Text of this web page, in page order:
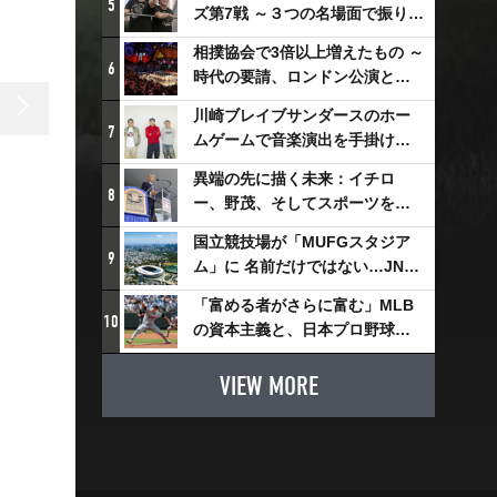
5
ズ第7戦 ～３つの名場面で振り返
る～
6
相撲協会で3倍以上増えたもの ～
時代の要請、ロンドン公演と古
式大相撲
7
川崎ブレイブサンダースのホー
ムゲームで音楽演出を手掛ける
スチャダラパーが川崎新！アリ
ーナシティ・プロジェクトを語
る 「楽しみでしかないでしょ。
川崎は、ずっと成長曲線だか
ら」
8
異端の先に描く未来：イチロ
ー、野茂、そしてスポーツを支
える科学界の挑戦
9
国立競技場が「MUFGスタジア
ム」に 名前だけではない…JNSE
とMUFGが“共創”し描く地域活
性化・社会価値創造の近未来図
とは
10
「富める者がさらに富む」MLB
の資本主義と、日本プロ野球が
踏み出せない一歩
VIEW MORE